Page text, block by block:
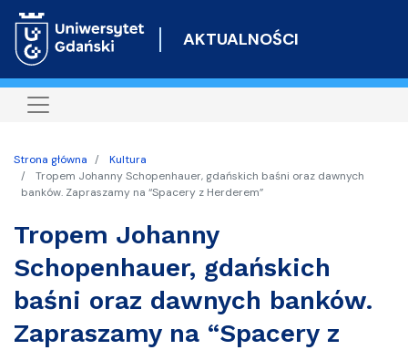
do
AKTUALNOŚCI
Strona główna
Kultura
Tropem Johanny Schopenhauer, gdańskich baśni oraz dawnych
banków. Zapraszamy na “Spacery z Herderem”
Tropem Johanny
Schopenhauer, gdańskich
baśni oraz dawnych banków.
Zapraszamy na “Spacery z